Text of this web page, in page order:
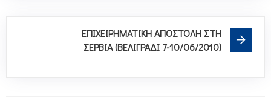
ΕΠΙΧΕΙΡΗΜΑΤΙΚΗ ΑΠΟΣΤΟΛΗ ΣΤΗ
ΣΕΡΒΙΑ (ΒΕΛΙΓΡΑΔΙ 7-10/06/2010)